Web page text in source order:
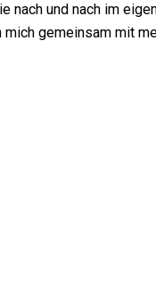
und nach im
gemeinsam mit